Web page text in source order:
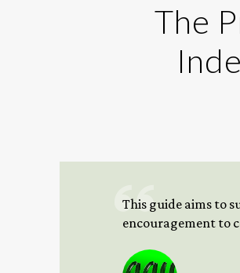
The
This guide aims to
encouragement to